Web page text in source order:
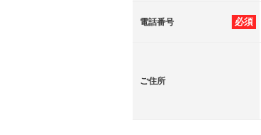
必須
電話番号
ご住所